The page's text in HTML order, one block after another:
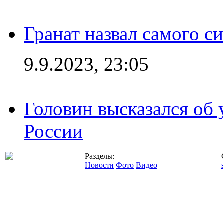
Гранат назвал самого
9.9.2023, 23:05
Головин высказался
России
Разделы:
Новости Фото Видео